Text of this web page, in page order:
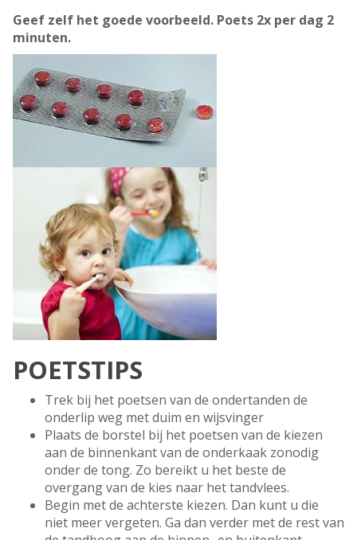
Geef zelf het goede voorbeeld. Poets 2x per dag 2
minuten.
POETSTIPS
Trek bij het poetsen van de ondertanden de
onderlip weg met duim en wijsvinger
Plaats de borstel bij het poetsen van de kiezen
aan de binnenkant van de onderkaak zonodig
onder de tong. Zo bereikt u het beste de
overgang van de kies naar het tandvlees.
Begin met de achterste kiezen. Dan kunt u die
niet meer vergeten. Ga dan verder met de rest van